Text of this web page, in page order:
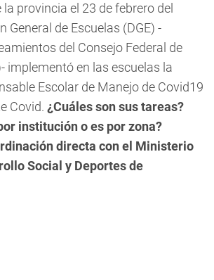
provincia el 23 de febrero del
General de Escuelas (DGE) -
del Consejo Federal de
implementó en las escuelas la
Escolar de Manejo de Covid19
Covid. ¿Cuáles son sus tareas?
institución o es por zona?
directa con el Ministerio
Social y Deportes de